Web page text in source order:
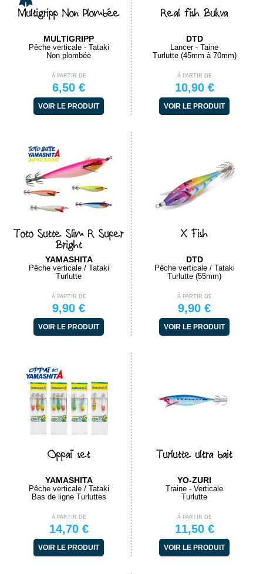
Multigripp Non Plombée
MULTIGRIPP
Pêche verticale - Tataki
Non plombée
À PARTIR DE
6,50 €
VOIR LE PRODUIT
Real fish Bukva
DTD
Lancer - Taine
Turlutte (45mm à 70mm)
À PARTIR DE
10,90 €
VOIR LE PRODUIT
Toto Sutte Slim R Super
Bright
YAMASHITA
Pêche verticale / Tataki
Turlutte
À PARTIR DE
9,90 €
VOIR LE PRODUIT
X Fish
DTD
Pêche verticale / Tataki
Turlutte (55mm)
À PARTIR DE
9,90 €
VOIR LE PRODUIT
Oppaï set
YAMASHITA
Pêche verticale / Tataki
Bas de ligne Turluttes
À PARTIR DE
14,70 €
VOIR LE PRODUIT
Turlutte ultra bait
YO-ZURI
Traine - Verticale
Turlutte
À PARTIR DE
11,50 €
VOIR LE PRODUIT